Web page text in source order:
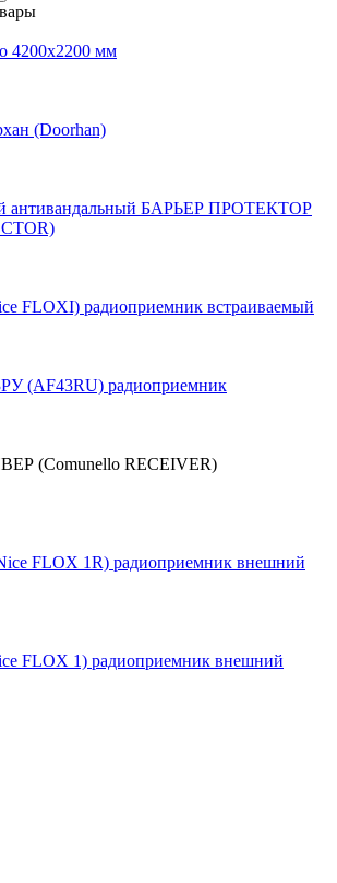
4200х2200 мм
(Doorhan)
антивандальный БАРЬЕР ПРОТЕКТОР
FLOXI) радиоприемник встраиваемый
(AF43RU) радиоприемник
(Comunello RECEIVER)
FLOX 1R) радиоприемник внешний
FLOX 1) радиоприемник внешний